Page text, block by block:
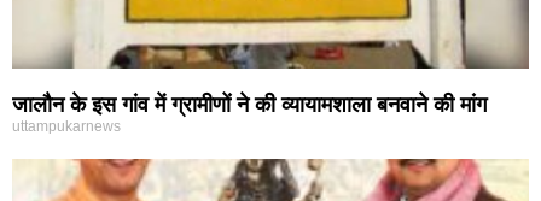
जालौन के इस गांव में ग्रामीणों ने की व्यायामशाला बनवाने की मांग
uttampukarnews